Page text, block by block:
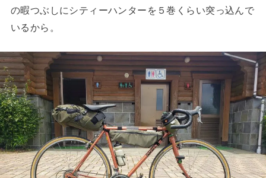
の暇つぶしにシティーハンターを５巻くらい突っ込んで
いるから。